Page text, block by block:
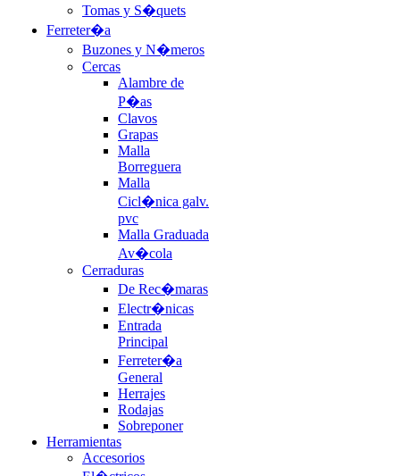
Tomas y S�quets
Ferreter�a
Buzones y N�meros
Cercas
Alambre de
P�as
Clavos
Grapas
Malla
Borreguera
Malla
Cicl�nica galv.
pvc
Malla Graduada
Av�cola
Cerraduras
De Rec�maras
Electr�nicas
Entrada
Principal
Ferreter�a
General
Herrajes
Rodajas
Sobreponer
Herramientas
Accesorios